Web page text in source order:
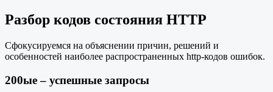
Разбор кодов состояния HTTP
Сфокусируемся на объяснении причин, решений и
особенностей наиболее распространенных http-кодов ошибок.
200ые – успешные запросы